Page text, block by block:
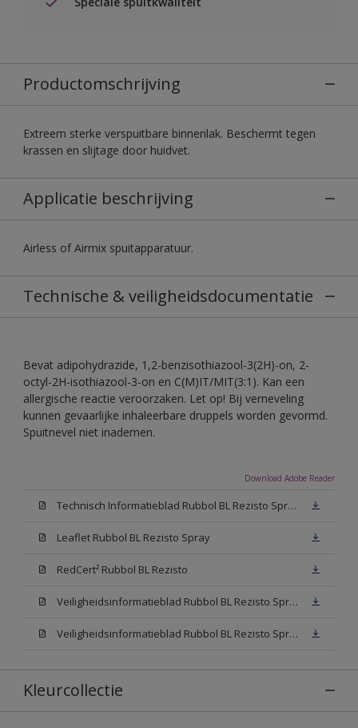
Productomschrijving
Extreem sterke verspuitbare binnenlak. Beschermt tegen
krassen en slijtage door huidvet.
Applicatie beschrijving
Airless of Airmix spuitapparatuur.
Technische & veiligheidsdocumentatie
Bevat adipohydrazide, 1,2-benzisothiazool-3(2H)-on, 2-
octyl-2H-isothiazool-3-on en C(M)IT/MIT(3:1). Kan een
allergische reactie veroorzaken. Let op! Bij verneveling
kunnen gevaarlijke inhaleerbare druppels worden gevormd.
Spuitnevel niet inademen.
Download Adobe Reader
Technisch Informatieblad Rubbol BL Rezisto Spray (PDF)
Leaflet Rubbol BL Rezisto Spray
RedCert² Rubbol BL Rezisto
Veiligheidsinformatieblad Rubbol BL Rezisto Spray W05 (MSDS)
Veiligheidsinformatieblad Rubbol BL Rezisto Spray N00 (MSDS)
Kleurcollectie